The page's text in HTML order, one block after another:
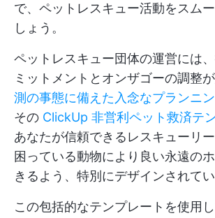
で、ペットレスキュー活動をスム
しょう。
ペットレスキュー団体の運営には
ミットメントとオンザゴーの調整
測の事態に備えた入念なプランニン
その ClickUp 非営利ペット救済テ
あなたが信頼できるレスキューリー
困っている動物により良い永遠の
きるよう、特別にデザインされて
この包括的なテンプレートを使用し